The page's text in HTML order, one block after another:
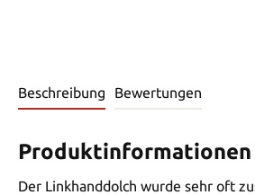
Beschreibung Bewertungen
Der Linkhanddolch wurde sehr oft